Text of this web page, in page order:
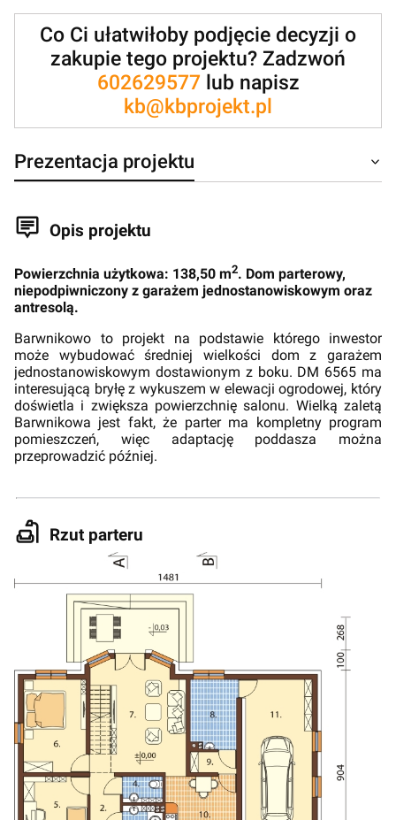
Co Ci ułatwiłoby podjęcie decyzji o
zakupie tego projektu? Zadzwoń
602629577lub napisz
kb@kbprojekt.pl
Prezentacja projektu
Opis projektu
Powierzchnia użytkowa: 138,50 m2. Dom parterowy,
niepodpiwniczony z garażem jednostanowiskowym oraz
antresolą.
Barwnikowo to projekt na podstawie którego inwestor
może wybudować średniej wielkości dom z garażem
jednostanowiskowym dostawionym z boku. DM 6565 ma
interesującą bryłę z wykuszem w elewacji ogrodowej, który
doświetla i zwiększa powierzchnię salonu. Wielką zaletą
Barwnikowa jest fakt, że parter ma kompletny program
pomieszczeń, więc adaptację poddasza można
przeprowadzić później.
Rzut parteru